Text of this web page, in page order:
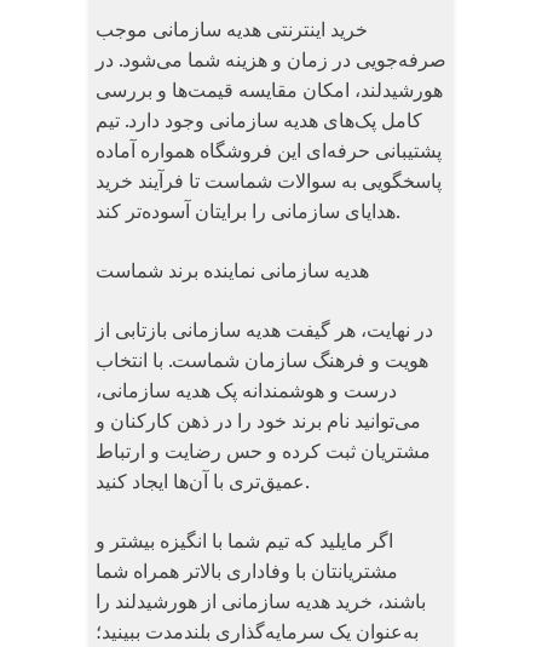
خرید اینترنتی هدیه سازمانی موجب
صرفه‌جویی در زمان و هزینه شما می‌شود. در
هورشیدلند، امکان مقایسه قیمت‌ها و بررسی
کامل پک‌های هدیه سازمانی وجود دارد. تیم
پشتیبانی حرفه‌ای این فروشگاه همواره آماده
پاسخگویی به سوالات شماست تا فرآیند خرید
هدایای سازمانی را برایتان آسوده‌تر کند.
هدیه سازمانی نماینده برند شماست
در نهایت، هر گیفت هدیه سازمانی بازتابی از
هویت و فرهنگ سازمان شماست. با انتخاب
درست و هوشمندانه پک هدیه سازمانی،
می‌توانید نام برند خود را در ذهن کارکنان و
مشتریان ثبت کرده و حس رضایت و ارتباط
عمیق‌تری با آن‌ها ایجاد کنید.
اگر مایلید که تیم شما با انگیزه بیشتر و
مشتریانتان با وفاداری بالاتر همراه شما
باشند، خرید هدیه سازمانی از هورشیدلند را
به‌عنوان یک سرمایه‌گذاری بلندمدت ببینید؛